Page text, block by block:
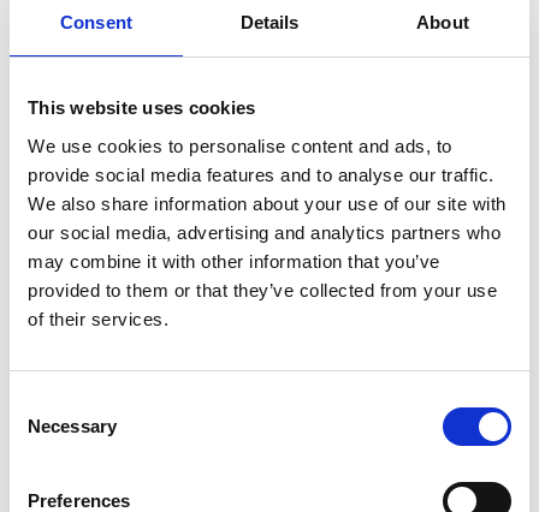
Consent Details About
This website uses cookies
We use cookies to personalise content and ads, to
provide social media features and to analyse our traffic.
We also share information about your use of our site with
our social media, advertising and analytics partners who
may combine it with other information that you’ve
provided to them or that they’ve collected from your use
of their services.
Selection
Necessary
Preferences
Foire aux questions sur l’expédition
pour les Fêtes
Lire l'article